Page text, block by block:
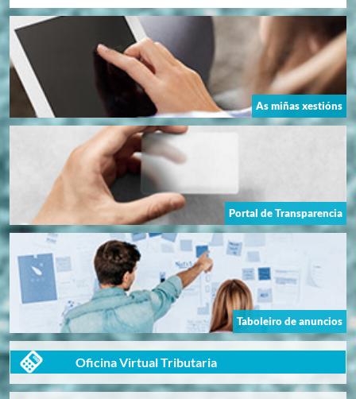
As miñas xestións
Portal de Transparencia
Taboleiro de anuncios
Oficina Virtual Tributaria